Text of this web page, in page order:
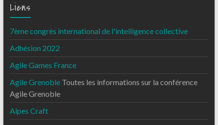
Liens
7ème congrès international de l'intelligence collective
Adhésion 2022
Agile Games France
Agile GrenobleToutes les informations sur la conférence
Agile Grenoble
Alpes Craft